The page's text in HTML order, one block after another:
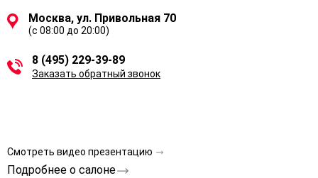
Москва, ул. Привольная 70
(с 08:00 до 20:00)
8 (495) 229-39-89
Заказать обратный звонок
Смотреть видео презентацию
Подробнее о салоне